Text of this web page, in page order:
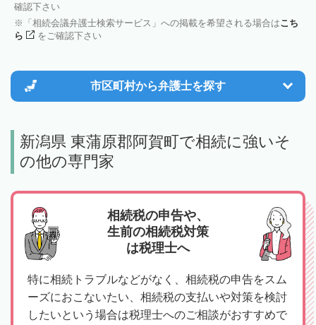
確認下さい
「相続会議弁護士検索サービス」への掲載を希望される場合はこち
ら
をご確認下さい
市区町村から弁護士を探す
新潟県 東蒲原郡阿賀町で相続に強いそ
の他の専門家
相続税の申告や、
生前の相続税対策
は税理士へ
特に相続トラブルなどがなく、相続税の申告をスム
ーズにおこないたい、相続税の支払いや対策を検討
したいという場合は税理士へのご相談がおすすめで